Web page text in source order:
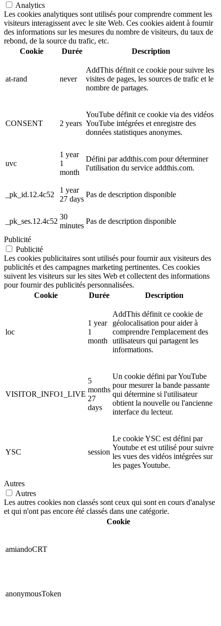
Analytics
Les cookies analytiques sont utilisés pour comprendre comment les
visiteurs interagissent avec le site Web. Ces cookies aident à fournir
des informations sur les mesures du nombre de visiteurs, du taux de
rebond, de la source du trafic, etc.
Cookie
Durée Description
at-rand never
AddThis définit ce cookie pour suivre les
visites de pages, les sources de trafic et le
nombre de partages.
CONSENT 2 years
YouTube définit ce cookie via des vidéos
YouTube intégrées et enregistre des
données statistiques anonymes.
uvc
1 year
1
month
Défini par addthis.com pour déterminer
l'utilisation du service addthis.com.
_pk_id.12.4c52
1 year
27 days
Pas de description disponible
_pk_ses.12.4c52
30
minutes
Pas de description disponible
Publicité
Publicité
Les cookies publicitaires sont utilisés pour fournir aux visiteurs des
publicités et des campagnes marketing pertinentes. Ces cookies
suivent les visiteurs sur les sites Web et collectent des informations
pour fournir des publicités personnalisées.
Cookie
Durée Description
loc
1 year
1
month
AddThis définit ce cookie de
géolocalisation pour aider à
comprendre l'emplacement des
utilisateurs qui partagent les
informations.
VISITOR_INFO1_LIVE
5
months
27
days
Un cookie défini par YouTube
pour mesurer la bande passante
qui détermine si l'utilisateur
obtient la nouvelle ou l'ancienne
interface du lecteur.
YSC session
Le cookie YSC est défini par
Youtube et est utilisé pour suivre
les vues des vidéos intégrées sur
les pages Youtube.
Autres
Autres
Les autres cookies non classés sont ceux qui sont en cours d'analyse
et qui n'ont pas encore été classés dans une catégorie.
Cookie
amiandoCRT
anonymousToken